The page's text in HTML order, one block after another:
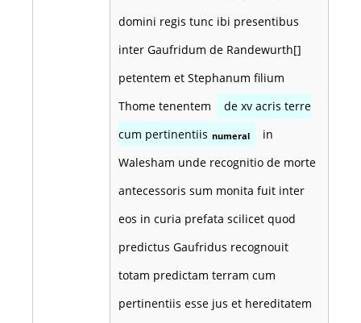
domini regis tunc ibi presentibus
inter Gaufridum de Randewurth[]
petentem et Stephanum filium
Thome tenentem
de xv acris terre
cum pertinentiis numeral
in
Walesham unde recognitio de morte
antecessoris sum monita fuit inter
eos in curia prefata scilicet quod
predictus Gaufridus recognouit
totam predictam terram cum
pertinentiis esse jus et hereditatem